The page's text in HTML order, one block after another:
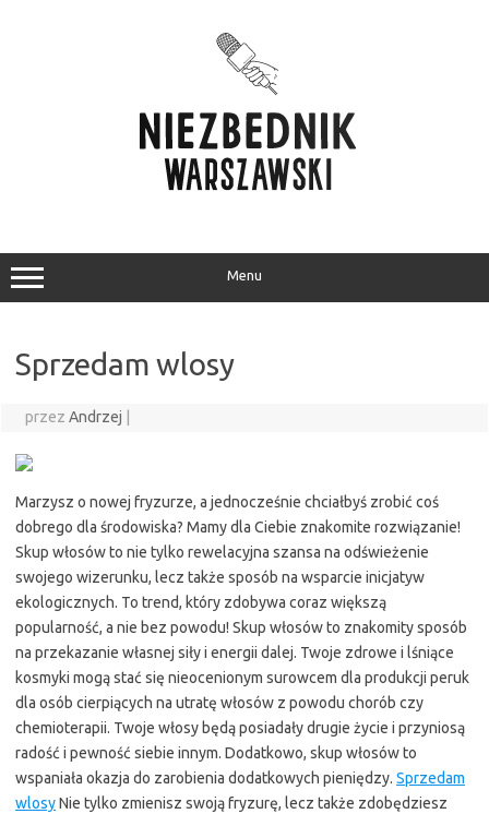
Menu
Sprzedam wlosy
przez Andrzej
Marzysz o nowej fryzurze, a jednocześnie chciałbyś zrobić coś
dobrego dla środowiska? Mamy dla Ciebie znakomite rozwiązanie!
Skup włosów to nie tylko rewelacyjna szansa na odświeżenie
swojego wizerunku, lecz także sposób na wsparcie inicjatyw
ekologicznych. To trend, który zdobywa coraz większą
popularność, a nie bez powodu! Skup włosów to znakomity sposób
na przekazanie własnej siły i energii dalej. Twoje zdrowe i lśniące
kosmyki mogą stać się nieocenionym surowcem dla produkcji peruk
dla osób cierpiących na utratę włosów z powodu chorób czy
chemioterapii. Twoje włosy będą posiadały drugie życie i przyniosą
radość i pewność siebie innym. Dodatkowo, skup włosów to
wspaniała okazja do zarobienia dodatkowych pieniędzy. Sprzedam
wlosyNie tylko zmienisz swoją fryzurę, lecz także zdobędziesz